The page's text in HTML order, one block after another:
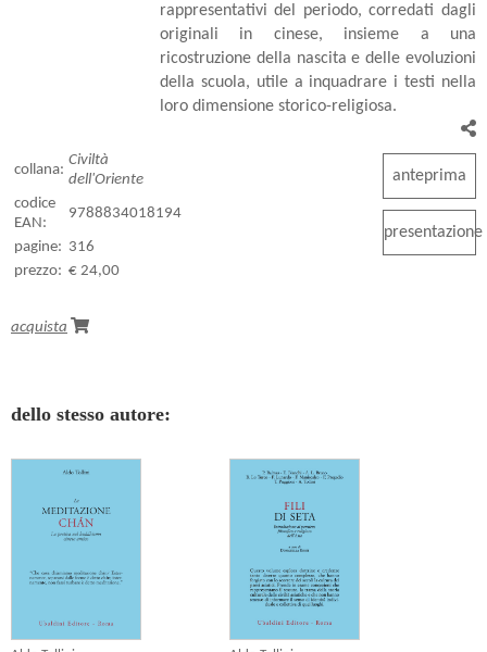
rappresentativi del periodo, corredati dagli
originali in cinese, insieme a una
ricostruzione della nascita e delle evoluzioni
della scuola, utile a inquadrare i testi nella
loro dimensione storico-religiosa.
collana:
Civiltà
dell'Oriente
codice
EAN:
9788834018194
pagine: 316
prezzo: € 24,00
acquista
anteprima
presentazione
dello stesso autore: